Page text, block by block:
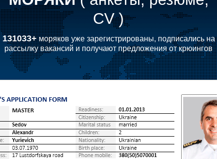
CV )
131033+моряков уже зарегистрированы, подписались на
рассылку вакансий и получают предложения от крюингов